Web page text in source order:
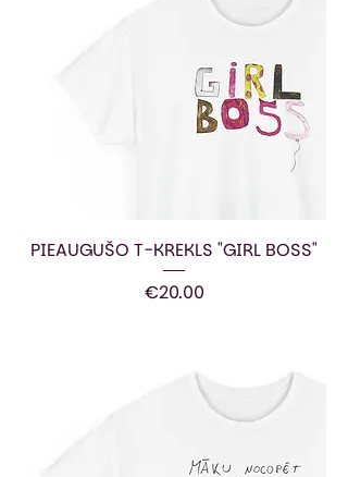
PIEAUGUŠO T-KREKLS "GIRL BOSS"
Price
€20.00